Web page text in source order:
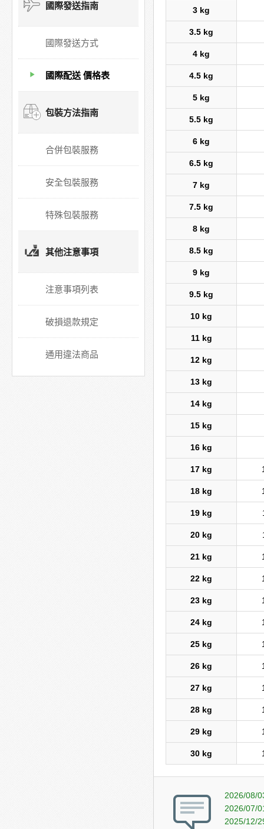
國際發送指南
國際發送方式
國際配送 價格表
包裝方法指南
合併包裝服務
安全包裝服務
特殊包裝服務
其他注意事項
注意事項列表
破損退款規定
通用違法商品
3 kg
3.5 kg
4 kg
4.5 kg
5 kg
5.5 kg
6 kg
6.5 kg
7 kg
7.5 kg
8 kg
8.5 kg
9 kg
9.5 kg
10 kg
11 kg
12 kg
13 kg
14 kg
15 kg
16 kg
17 kg
18 kg
19 kg
20 kg
21 kg
22 kg
23 kg
24 kg
25 kg
26 kg
27 kg
28 kg
29 kg
30 kg
2026/08/
2026/07/
2025/12/